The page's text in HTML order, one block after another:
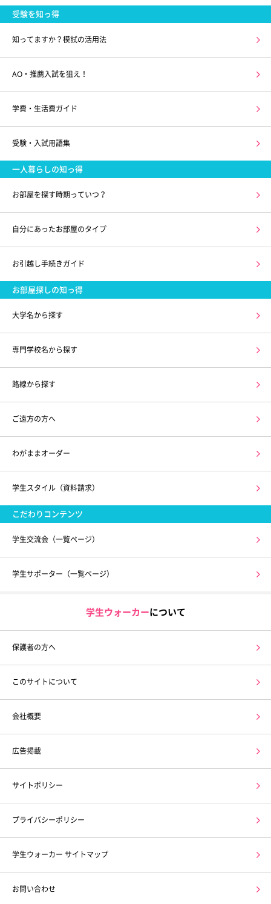
受験を知っ得
知ってますか？模試の活用法
AO・推薦入試を狙え！
学費・生活費ガイド
受験・入試用語集
一人暮らしの知っ得
お部屋を探す時期っていつ？
自分にあったお部屋のタイプ
お引越し手続きガイド
お部屋探しの知っ得
大学名から探す
専門学校名から探す
路線から探す
ご遠方の方へ
わがままオーダー
学生スタイル（資料請求）
こだわりコンテンツ
学生交流会（一覧ページ）
学生サポーター（一覧ページ）
学生ウォーカーについて
保護者の方へ
このサイトについて
会社概要
広告掲載
サイトポリシー
プライバシーポリシー
学生ウォーカー サイトマップ
お問い合わせ